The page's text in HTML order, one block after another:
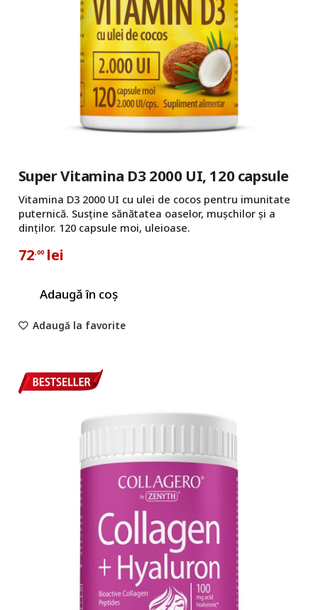
Super Vitamina D3 2000 UI, 120 capsule
Vitamina D3 2000 UI cu ulei de cocos pentru imunitate
puternică. Susține sănătatea oaselor, mușchilor și a
dinților. 120 capsule moi, uleioase.
72,00 lei
Adaugă în coș
Adaugă la favorite